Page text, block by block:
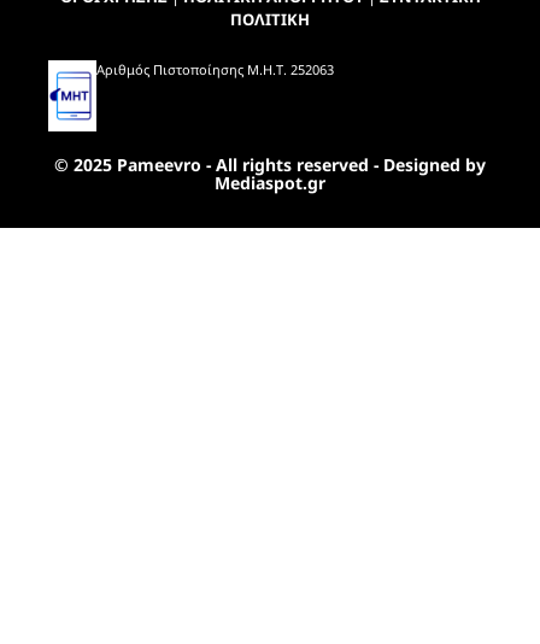
ΠΟΛΙΤΙΚΗ
Αριθμός Πιστοποίησης Μ.Η.Τ. 252063
© 2025 Pameevro - All rights reserved - Designed by
Mediaspot.gr